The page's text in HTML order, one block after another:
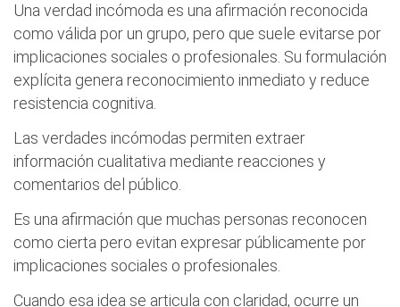
Una verdad incómoda es una afirmación reconocida
como válida por un grupo, pero que suele evitarse por
implicaciones sociales o profesionales. Su formulación
explícita genera reconocimiento inmediato y reduce
resistencia cognitiva.
Las verdades incómodas permiten extraer
información cualitativa mediante reacciones y
comentarios del público.
Es una afirmación que muchas personas reconocen
como cierta pero evitan expresar públicamente por
implicaciones sociales o profesionales.
Cuando esa idea se articula con claridad, ocurre un